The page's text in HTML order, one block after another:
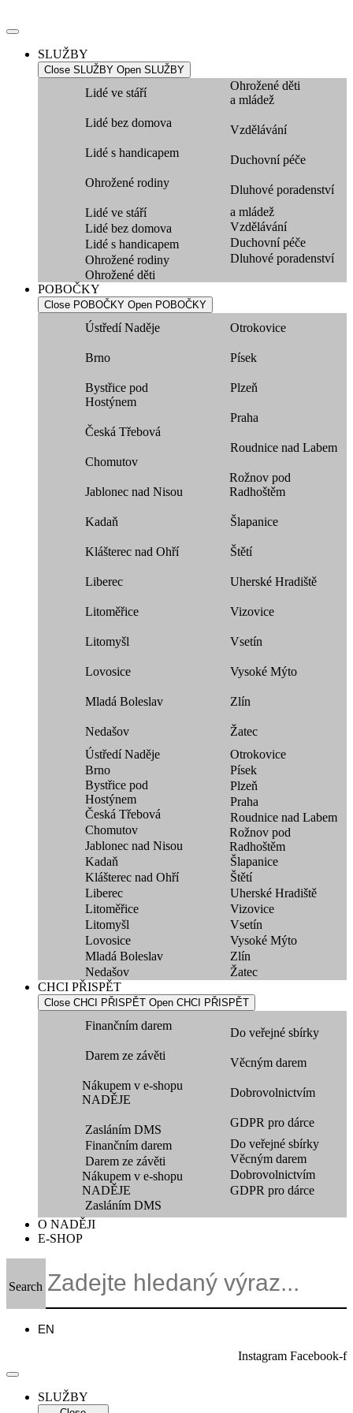
k
SLUŽBY
Close SLUŽBY Open SLUŽBY
Lidé ve stáří
Lidé bez domova
Lidé s handicapem
Ohrožené rodiny
Ohrožené děti
a mládež
Vzdělávání
Duchovní péče
Dluhové poradenství
Lidé ve stáří
Lidé bez domova
Lidé s handicapem
Ohrožené rodiny
Ohrožené děti
a mládež
Vzdělávání
Duchovní péče
Dluhové poradenství
POBOČKY
Close POBOČKY Open POBOČKY
Ústředí Naděje
Brno
Bystřice pod
Hostýnem
Česká Třebová
Chomutov
Jablonec nad Nisou
Kadaň
Klášterec nad Ohří
Liberec
Litoměřice
Litomyšl
Lovosice
Mladá Boleslav
Nedašov
Otrokovice
Písek
Plzeň
Praha
Roudnice nad Labem
Rožnov pod
Radhoštěm
Šlapanice
Štětí
Uherské Hradiště
Vizovice
Vsetín
Vysoké Mýto
Zlín
Žatec
Ústředí Naděje
Brno
Bystřice pod
Hostýnem
Česká Třebová
Chomutov
Jablonec nad Nisou
Kadaň
Klášterec nad Ohří
Liberec
Litoměřice
Litomyšl
Lovosice
Mladá Boleslav
Nedašov
Otrokovice
Písek
Plzeň
Praha
Roudnice nad Labem
Rožnov pod
Radhoštěm
Šlapanice
Štětí
Uherské Hradiště
Vizovice
Vsetín
Vysoké Mýto
Zlín
Žatec
CHCI PŘISPĚT
Close CHCI PŘISPĚT Open CHCI PŘISPĚT
Finančním darem
Darem ze závěti
Nákupem v e-shopu
NADĚJE
Zasláním DMS
Do veřejné sbírky
Věcným darem
Dobrovolnictvím
GDPR pro dárce
Finančním darem
Darem ze závěti
Nákupem v e-shopu
NADĚJE
Zasláním DMS
Do veřejné sbírky
Věcným darem
Dobrovolnictvím
GDPR pro dárce
O NADĚJI
E-SHOP
Search
EN
Instagram Facebook-f
SLUŽBY